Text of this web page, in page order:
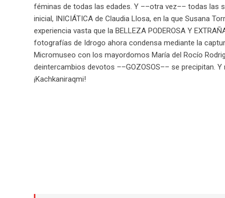
féminas de todas las edades. Y ––otra vez–– todas las
inicial, INICIÁTICA de Claudia Llosa, en la que Susana
experiencia vasta que la BELLEZA PODEROSA Y
fotografías de Idrogo ahora condensa mediante la
Micromuseo con los mayordomos María del Rocío
deintercambios devotos ––GOZOSOS–– se precipitan.
¡Kachkaniraqmi!